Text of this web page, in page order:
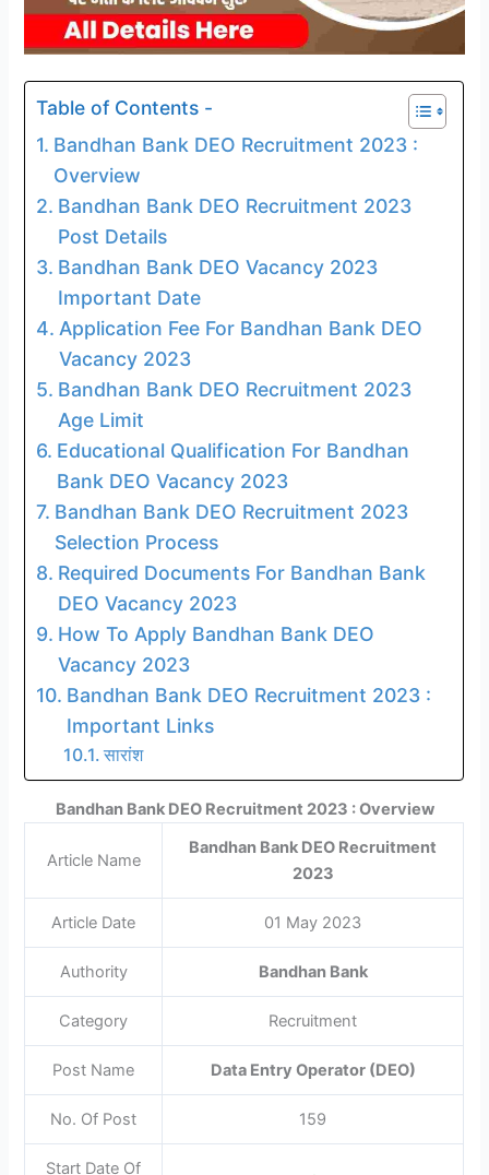
Table of Contents -
Bandhan Bank DEO Recruitment 2023 :
Overview
Bandhan Bank DEO Recruitment 2023
Post Details
Bandhan Bank DEO Vacancy 2023
Important Date
Application Fee For Bandhan Bank DEO
Vacancy 2023
Bandhan Bank DEO Recruitment 2023
Age Limit
Educational Qualification For Bandhan
Bank DEO Vacancy 2023
Bandhan Bank DEO Recruitment 2023
Selection Process
Required Documents For Bandhan Bank
DEO Vacancy 2023
How To Apply Bandhan Bank DEO
Vacancy 2023
Bandhan Bank DEO Recruitment 2023 :
Important Links
सारांश
Bandhan Bank DEO Recruitment 2023 : Overview
Article Name
Bandhan Bank DEO Recruitment
2023
Article Date 01 May 2023
Authority Bandhan Bank
Category Recruitment
Post Name Data Entry Operator (DEO)
No. Of Post 159
Start Date Of